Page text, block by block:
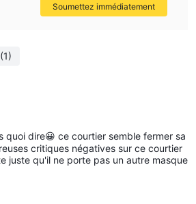
d'aucun organisme de
comptes séparés
ne pas investir avec eux. donc Vital
sont pas protégés, et il est fort
avec votre argent durement gagné
de réglementation pour les
(1)
quoi dire😀 ce courtier semble fermer sa
critiques négatives sur ce courtier
juste qu'il ne porte pas un autre masque
Soumettez immédiatement